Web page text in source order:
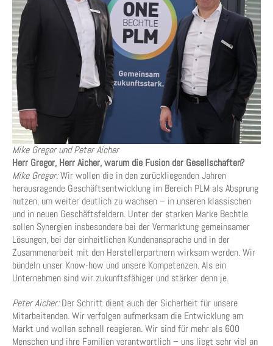
Mike Gregor und Peter Aicher
Herr Gregor, Herr Aicher, warum die Fusion der Gesellschaften?
Mike Gregor:Wir wollen die in den zurückliegenden Jahren
herausragende Geschäftsentwicklung im Bereich PLM als Absprung
nutzen, um weiter deutlich zu wachsen – in unseren klassischen
und in neuen Geschäftsfeldern. Unter der starken Marke Bechtle
sollen Synergien insbesondere bei der Vermarktung gemeinsamer
Lösungen, bei der einheitlichen Kundenansprache und in der
Zusammenarbeit mit den Herstellerpartnern wirksam werden. Wir
bündeln unser Know-how und unsere Kompetenzen. Als ein
Unternehmen sind wir zukunftsfähiger und stärker denn je.
Peter Aicher:Der Schritt dient auch der Sicherheit für unsere
Mitarbeitenden. Wir verfolgen aufmerksam die Entwicklung am
Markt und wollen schnell reagieren. Wir sind für mehr als 600
Menschen und ihre Familien verantwortlich – uns liegt sehr viel an